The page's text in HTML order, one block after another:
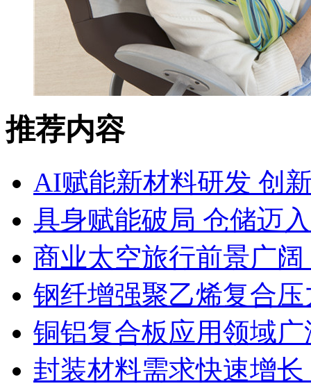
推荐内容
AI赋能新材料研发 创
具身赋能破局 仓储迈
商业太空旅行前景广
钢纤增强聚乙烯复合
铜铝复合板应用领域
封装材料需求快速增